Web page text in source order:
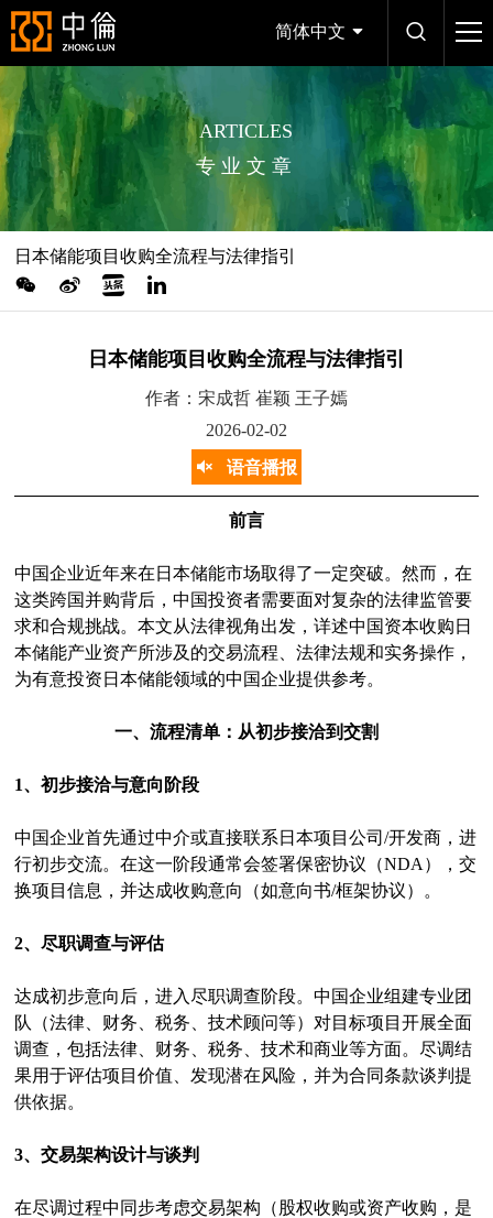
简体中文
ARTICLES
专业文章
日本储能项目收购全流程与法律指引
日本储能项目收购全流程与法律指引
作者：宋成哲 崔颖 王子嫣
2026-02-02
语音播报
前言
中国企业近年来在日本储能市场取得了一定突破。然而，在
这类跨国并购背后，中国投资者需要面对复杂的法律监管要
求和合规挑战。本文从法律视角出发，详述中国资本收购日
本储能产业资产所涉及的交易流程、法律法规和实务操作，
为有意投资日本储能领域的中国企业提供参考。
一、流程清单：从初步接洽到交割
1、初步接洽与意向阶段
中国企业首先通过中介或直接联系日本项目公司/开发商，进
行初步交流。在这一阶段通常会签署保密协议（NDA），交
换项目信息，并达成收购意向（如意向书/框架协议）。
2、尽职调查与评估
达成初步意向后，进入尽职调查阶段。中国企业组建专业团
队（法律、财务、税务、技术顾问等）对目标项目开展全面
调查，包括法律、财务、税务、技术和商业等方面。尽调结
果用于评估项目价值、发现潜在风险，并为合同条款谈判提
供依据。
3、交易架构设计与谈判
在尽调过程中同步考虑交易架构（股权收购或资产收购，是